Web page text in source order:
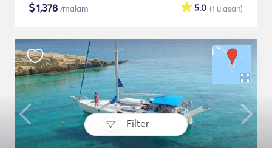
Filter
$1,378 /malam (1 ulasan)
5.0